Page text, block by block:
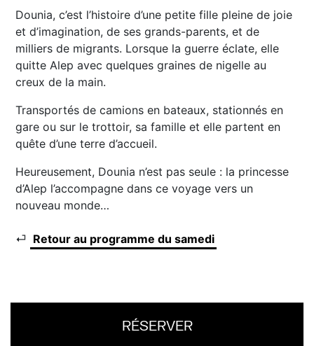
Dounia, c’est l’histoire d’une petite fille pleine de joie
et d’imagination, de ses grands-parents, et de
milliers de migrants. Lorsque la guerre éclate, elle
quitte Alep avec quelques graines de nigelle au
creux de la main.
Transportés de camions en bateaux, stationnés en
gare ou sur le trottoir, sa famille et elle partent en
quête d’une terre d’accueil.
Heureusement, Dounia n’est pas seule : la princesse
d’Alep l’accompagne dans ce voyage vers un
nouveau monde…
⏎ Retour au programme du samedi
RÉSERVER